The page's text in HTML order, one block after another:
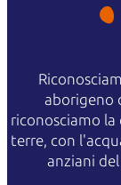
aborigeno
riconosciamo
terre, con
anziani